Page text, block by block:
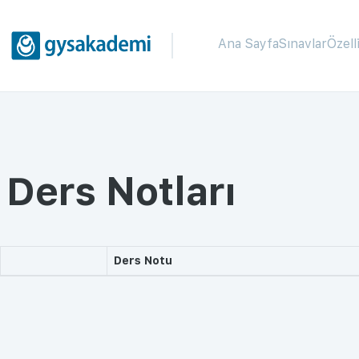
Ana SayfaSınavlar
Ders Notları
Ders Notu